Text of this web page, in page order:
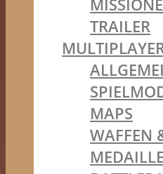
TRAILER
MAPS
WAFFEN